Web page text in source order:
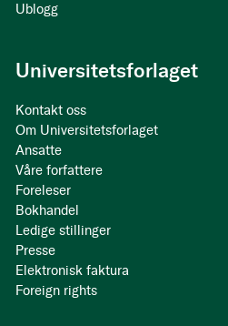
Ublogg
Universitetsforlaget
Kontakt oss
Om Universitetsforlaget
Ansatte
Våre forfattere
Foreleser
Bokhandel
Ledige stillinger
Presse
Elektronisk faktura
Foreign rights